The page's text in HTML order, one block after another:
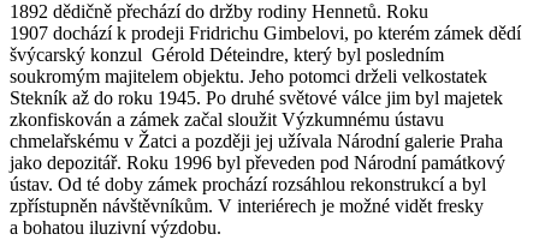
1892 dědičně přechází do držby rodiny Hennetů. Roku
1907 dochází k prodeji Fridrichu Gimbelovi, po kterém zámek dědí
švýcarský konzul Gérold Déteindre, který byl posledním
soukromým majitelem objektu. Jeho potomci drželi velkostatek
Stekník až do roku 1945. Po druhé světové válce jim byl majetek
zkonfiskován a zámek začal sloužit Výzkumnému ústavu
chmelařskému v Žatci a později jej užívala Národní galerie Praha
jako depozitář. Roku 1996 byl převeden pod Národní památkový
ústav. Od té doby zámek prochází rozsáhlou rekonstrukcí a byl
zpřístupněn návštěvníkům. V interiérech je možné vidět fresky
a bohatou iluzivní výzdobu.